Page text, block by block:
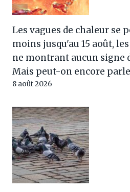
Les vagues de chaleur se
moins jusqu'au 15 août,
ne montrant aucun signe
Mais peut-on encore
8 août 2026